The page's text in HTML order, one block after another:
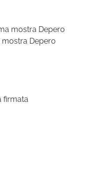
mostra Depero
mostra Depero
firmata